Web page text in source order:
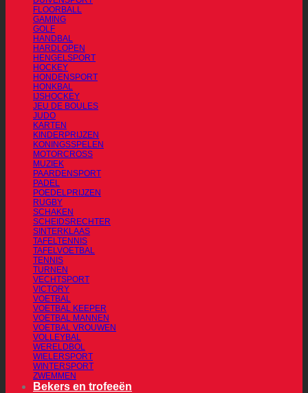
FLOORBALL
GAMING
GOLF
HANDBAL
HARDLOPEN
HENGELSPORT
HOCKEY
HONDENSPORT
HONKBAL
IJSHOCKEY
JEU DE BOULES
JUDO
KARTEN
KINDERPRIJZEN
KONINGSSPELEN
MOTORCROSS
MUZIEK
PAARDENSPORT
PADEL
POEDELPRIJZEN
RUGBY
SCHAKEN
SCHEIDSRECHTER
SINTERKLAAS
TAFELTENNIS
TAFELVOETBAL
TENNIS
TURNEN
VECHTSPORT
VICTORY
VOETBAL
VOETBAL KEEPER
VOETBAL MANNEN
VOETBAL VROUWEN
VOLLEYBAL
WERELDBOL
WIELERSPORT
WINTERSPORT
ZWEMMEN
Bekers en trofeeën